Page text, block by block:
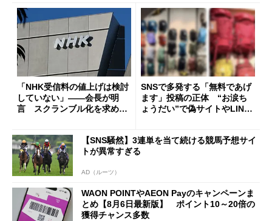
「NHK受信料の値上げは検討
していない」――会長が明
言 スクランブル化を求める
SNSで多発する「無料であげ
ます」投稿の正体 “お涙ち
ょうだい”で偽サイトやLINE
【SNS騒然】3連単を当て続ける競馬予想サイ
トが異常すぎる
AD（ルーツ）
WAON POINTやAEON Payのキャンペーンま
とめ【8月6日最新版】 ポイント10～20倍の
獲得チャンス多数